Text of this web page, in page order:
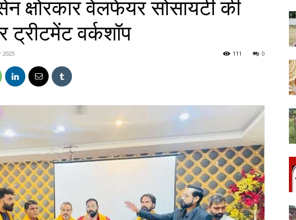
क्षोरकार वेलफेयर सोसायटी की
ट्रीटमेंट वर्कशॉप
2025 0
111